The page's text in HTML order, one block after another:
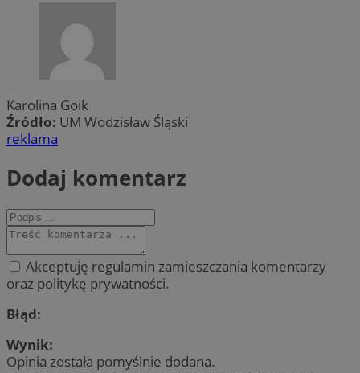
Karolina Goik
Źródło: UM Wodzisław Śląski
reklama
Dodaj komentarz
Akceptuję regulamin zamieszczania komentarzy
oraz politykę prywatności.
Błąd:
Wynik:
Opinia została pomyślnie dodana.